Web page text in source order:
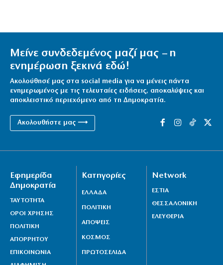
Μείνε συνδεδεμένος μαζί μας – η
ενημέρωση ξεκινά εδώ!
Ακολούθησέ μας στα social media για να μένεις πάντα
ενημερωμένος με τις τελευταίες ειδήσεις, αποκαλύψεις και
αποκλειστικό περιεχόμενο από τη Δημοκρατία.
Ακολουθήστε μας ⟶
Εφημερίδα
Δημοκρατία
ΤΑΥΤΟΤΗΤΑ
ΟΡΟΙ ΧΡΗΣΗΣ
ΠΟΛΙΤΙΚΗ
ΑΠΟΡΡΗΤΟΥ
ΕΠΙΚΟΙΝΩΝΙΑ
Κατηγορίες
ΕΛΛΑΔΑ
ΠΟΛΙΤΙΚΗ
ΑΠΟΨΕΙΣ
ΚΟΣΜΟΣ
ΠΡΩΤΟΣΕΛΙΔΑ
Network
ΕΣΤΙΑ
ΘΕΣΣΑΛΟΝΙΚΗ
ΕΛΕΥΘΕΡΙΑ